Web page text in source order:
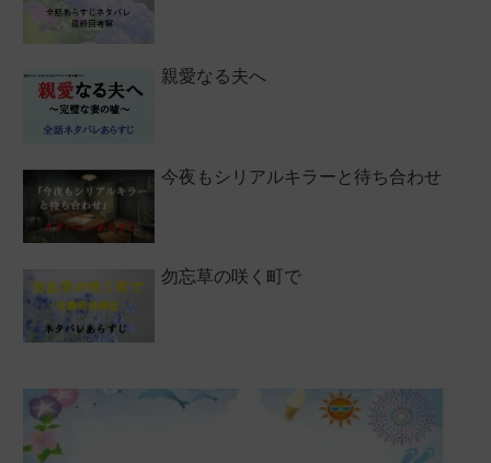
親愛なる夫へ
今夜もシリアルキラーと待ち合わせ
勿忘草の咲く町で